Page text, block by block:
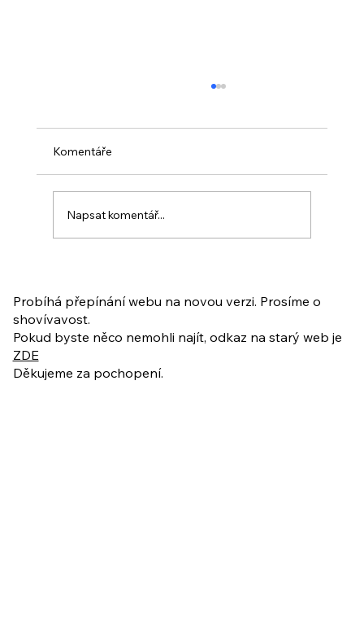
ukázkové lekce
Komentáře
Napsat komentář...
Probíhá přepínání webu na novou verzi. Prosíme o
shovívavost.
Pokud byste něco nemohli najít, odkaz na starý web je
ZDE
Děkujeme za pochopení.